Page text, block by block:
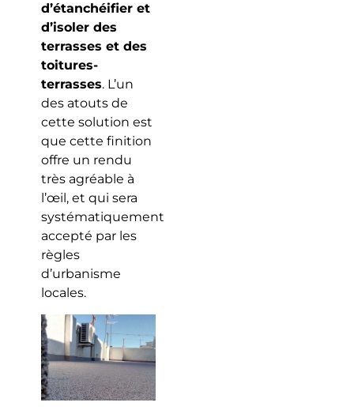
d’étanchéifier et
d’isoler des
terrasses et des
toitures-
terrasses. L’un
des atouts de
cette solution est
que cette finition
offre un rendu
très agréable à
l’œil, et qui sera
systématiquement
accepté par les
règles
d’urbanisme
locales.